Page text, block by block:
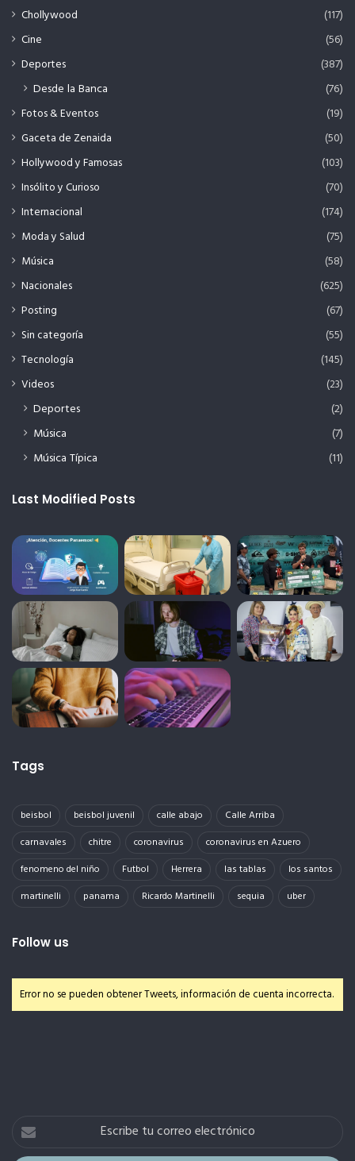
Chollywood
(117)
Cine
(56)
Deportes
(387)
Desde la Banca (76)
Fotos & Eventos
(19)
Gaceta de Zenaida
(50)
Hollywood y Famosas
(103)
Insólito y Curioso
(70)
Internacional
(174)
Moda y Salud
(75)
Música
(58)
Nacionales
(625)
Posting
(67)
Sin categoría
(55)
Tecnología
(145)
Videos
(23)
Deportes
(2)
Música
(7)
Música Típica
(11)
Last Modified Posts
Tags
beisbol beisbol juvenil calle abajo
Calle Arriba
carnavales
chitre coronavirus
coronavirus en Azuero
fenomeno del niño
Futbol Herrera las tablas
los santos
martinelli
panama Ricardo Martinelli sequia uber
Follow us
Error no se pueden obtener Tweets, información de cuenta incorrecta.
Escribe
correo